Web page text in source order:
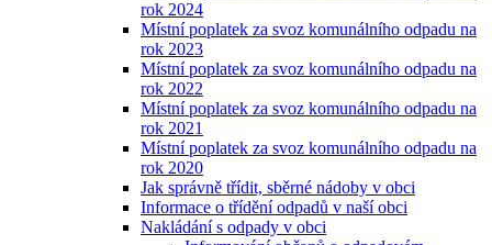
rok 2024
Místní poplatek za svoz komunálního odpadu na
rok 2023
Místní poplatek za svoz komunálního odpadu na
rok 2022
Místní poplatek za svoz komunálního odpadu na
rok 2021
Místní poplatek za svoz komunálního odpadu na
rok 2020
Jak správně třídit, sběrné nádoby v obci
Informace o třídění odpadů v naší obci
Nakládání s odpady v obci